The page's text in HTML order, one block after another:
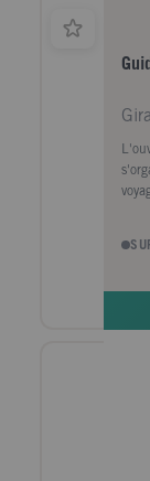
-
par
et